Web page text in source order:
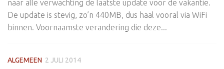
naar alle verwachting de laatste update voor de vakantie.
De update is stevig, zo’n 440MB, dus haal vooral via WiFi
binnen. Voornaamste verandering die deze...
ALGEMEEN 2 JULI 2014